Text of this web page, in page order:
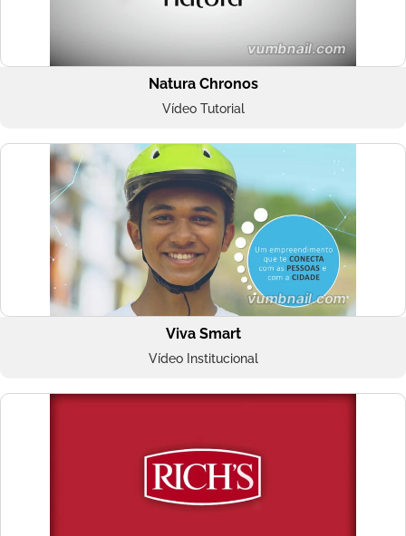
Natura Chronos
Vídeo Tutorial
Viva Smart
Vídeo Institucional